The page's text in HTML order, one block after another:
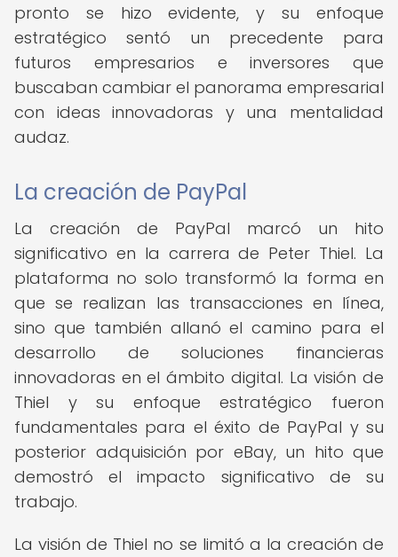
pronto se hizo evidente, y su enfoque
estratégico sentó un precedente para
futuros empresarios e inversores que
buscaban cambiar el panorama empresarial
con ideas innovadoras y una mentalidad
audaz.
La creación de PayPal
La creación de PayPal marcó un hito
significativo en la carrera de Peter Thiel. La
plataforma no solo transformó la forma en
que se realizan las transacciones en línea,
sino que también allanó el camino para el
desarrollo de soluciones financieras
innovadoras en el ámbito digital. La visión de
Thiel y su enfoque estratégico fueron
fundamentales para el éxito de PayPal y su
posterior adquisición por eBay, un hito que
demostró el impacto significativo de su
trabajo.
La visión de Thiel no se limitó a la creación de